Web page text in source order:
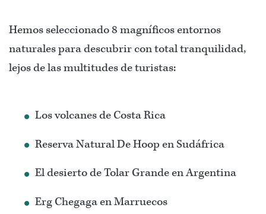
Hemos seleccionado 8 magníficos entornos
naturales para descubrir con total tranquilidad,
lejos de las multitudes de turistas:
Los volcanes de Costa Rica
Reserva Natural De Hoop en Sudáfrica
El desierto de Tolar Grande en Argentina
Erg Chegaga en Marruecos